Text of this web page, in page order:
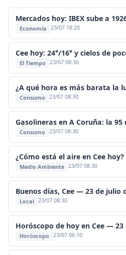
Mercados hoy: IBEX sube a
Economía 23/07 18:20
Cee hoy: 24°/16° y cielos de
El Tiempo 23/07 08:30
¿A qué hora es más barata la
Consumo 23/07 08:30
Gasolineras en A Coruña: la 95
Consumo 23/07 08:30
¿Cómo está el aire en Cee
Medio Ambiente 23/07 08:30
Buenos días, Cee — 23 de julio
Local 23/07 08:30
Horóscopo de hoy en Cee — 23
Horóscopo 23/07 06:10